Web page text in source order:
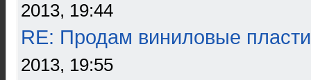
2013, 19:44
RE: Продам виниловые
2013, 19:55